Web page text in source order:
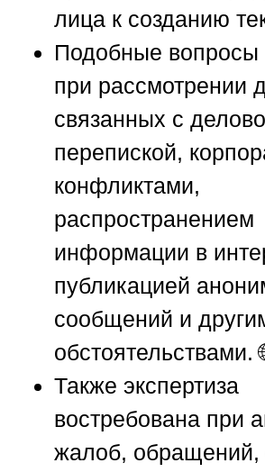
лица к созданию
Подобные вопросы
при рассмотрении
связанных с
перепиской,
конфликтами,
распространением
информации в
публикацией
сообщений и
обстоятельствами.
Также экспертиза
востребована при
жалоб,